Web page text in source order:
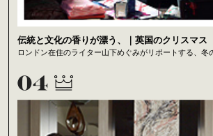
伝統と文化の香りが漂う、｜英国のクリスマス
ロンドン在住のライター山下めぐみがリポートする、冬